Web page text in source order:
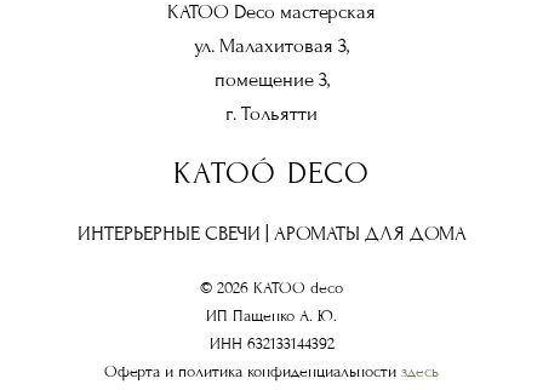
KATOO Deco мастерская
ул. Малахитовая 3,
помещение 3,
г. Тольятти
KATOÓ DECO
ИНТЕРЬЕРНЫЕ СВЕЧИ | АРОМАТЫ ДЛЯ ДОМА
© 2026 KATOO deco
ИП Пащенко А. Ю.
ИНН 632133144392
Оферта и политика конфиденциальности здесь